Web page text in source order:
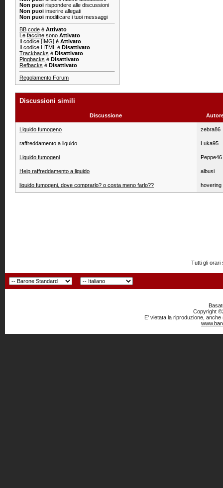
Non puoi rispondere alle discussioni
Non puoi inserire allegati
Non puoi modificare i tuoi messaggi
BB code è Attivato
Le faccine sono Attivato
Il codice [IMG] è Attivato
Il codice HTML è Disattivato
Trackbacks è Disattivato
Pingbacks è Disattivato
Refbacks è Disattivato
Regolamento Forum
Discussioni simili
Discussione
Liquido fumogeno zebra86
raffreddamento a liquido Luka95
Liquido fumogeni Peppe46
Help raffreddamento a liquido albusi
liquido fumogeni, dove comprarlo? o costa meno farlo?? hovering
Tutti gli orari
Copyright
E' vietata la riproduzione,